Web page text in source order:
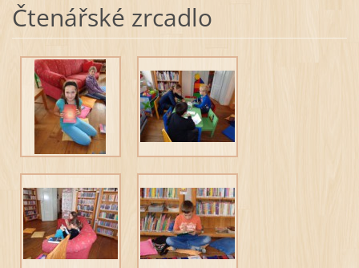
Čtenářské zrcadlo